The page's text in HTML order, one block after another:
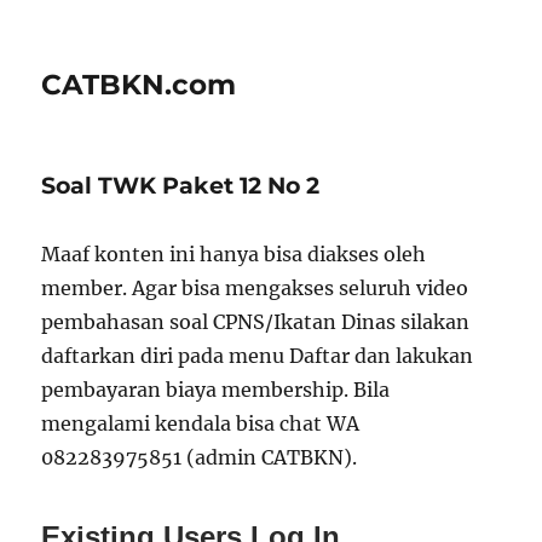
CATBKN.com
Soal TWK Paket 12 No 2
Maaf konten ini hanya bisa diakses oleh
member. Agar bisa mengakses seluruh video
pembahasan soal CPNS/Ikatan Dinas silakan
daftarkan diri pada menu Daftar dan lakukan
pembayaran biaya membership. Bila
mengalami kendala bisa chat WA
082283975851 (admin CATBKN).